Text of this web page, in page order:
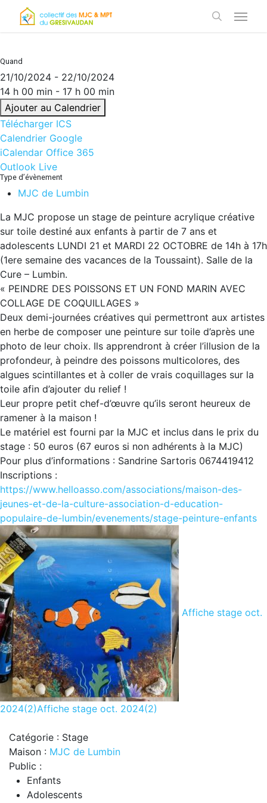
Quand
21/10/2024 - 22/10/2024
14 h 00 min - 17 h 00 min
Ajouter au Calendrier
Télécharger ICS
Calendrier Google
iCalendar Office 365
Outlook Live
Type d’évènement
MJC de Lumbin
La MJC propose un stage de peinture acrylique créative
sur toile destiné aux enfants à partir de 7 ans et
adolescents LUNDI 21 et MARDI 22 OCTOBRE de 14h à 17h
(1ere semaine des vacances de la Toussaint). Salle de la
Cure – Lumbin.
« PEINDRE DES POISSONS ET UN FOND MARIN AVEC
COLLAGE DE COQUILLAGES »
Deux demi-journées créatives qui permettront aux artistes
en herbe de composer une peinture sur toile d’après une
photo de leur choix. Ils apprendront à créer l’illusion de la
profondeur, à peindre des poissons multicolores, des
algues scintillantes et à coller de vrais coquillages sur la
toile afin d’ajouter du relief !
Leur propre petit chef-d’œuvre qu’ils seront heureux de
ramener à la maison !
Le matériel est fourni par la MJC et inclus dans le prix du
stage : 50 euros (67 euros si non adhérents à la MJC)
Pour plus d’informations : Sandrine Sartoris 0674419412
Inscriptions :
https://www.helloasso.com/associations/maison-des-
jeunes-et-de-la-culture-association-d-education-
populaire-de-lumbin/evenements/stage-peinture-enfants
Affiche stage oct.
2024(2)Affiche stage oct. 2024(2)
Catégorie : Stage
Maison : MJC de Lumbin
Public :
Enfants
Adolescents